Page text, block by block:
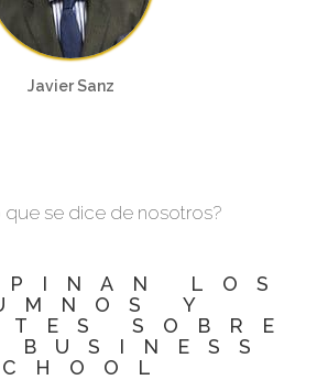
Javier Sanz
que se dice de nosotros?
LOS
Y
SOBRE
BUSINESS